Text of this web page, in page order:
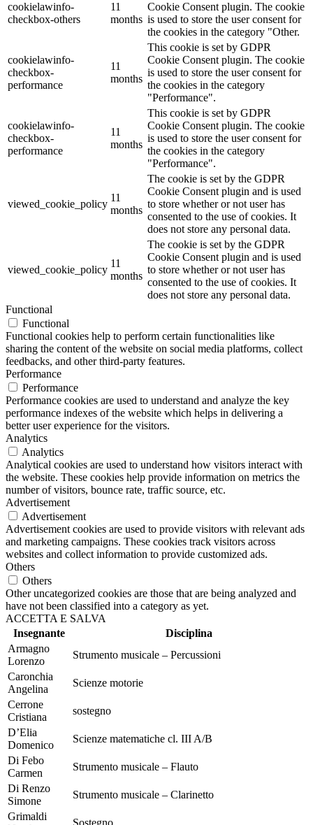
cookielawinfo-
checkbox-others
11
months
Cookie Consent plugin. The cookie
is used to store the user consent for
the cookies in the category "Other.
cookielawinfo-
checkbox-
performance
11
months
This cookie is set by GDPR
Cookie Consent plugin. The cookie
is used to store the user consent for
the cookies in the category
"Performance".
cookielawinfo-
checkbox-
performance
11
months
This cookie is set by GDPR
Cookie Consent plugin. The cookie
is used to store the user consent for
the cookies in the category
"Performance".
viewed_cookie_policy
11
months
The cookie is set by the GDPR
Cookie Consent plugin and is used
to store whether or not user has
consented to the use of cookies. It
does not store any personal data.
viewed_cookie_policy
11
months
The cookie is set by the GDPR
Cookie Consent plugin and is used
to store whether or not user has
consented to the use of cookies. It
does not store any personal data.
Functional
Functional
Functional cookies help to perform certain functionalities like
sharing the content of the website on social media platforms, collect
feedbacks, and other third-party features.
Performance
Performance
Performance cookies are used to understand and analyze the key
performance indexes of the website which helps in delivering a
better user experience for the visitors.
Analytics
Analytics
Analytical cookies are used to understand how visitors interact with
the website. These cookies help provide information on metrics the
number of visitors, bounce rate, traffic source, etc.
Advertisement
Advertisement
Advertisement cookies are used to provide visitors with relevant ads
and marketing campaigns. These cookies track visitors across
websites and collect information to provide customized ads.
Others
Others
Other uncategorized cookies are those that are being analyzed and
have not been classified into a category as yet.
ACCETTA E SALVA
Insegnante
Disciplina
Armagno
Lorenzo
Strumento musicale – Percussioni
Caronchia
Angelina
Scienze motorie
Cerrone
Cristiana
sostegno
D’Elia
Domenico
Scienze matematiche cl. III A/B
Di Febo
Carmen
Strumento musicale – Flauto
Di Renzo
Simone
Strumento musicale – Clarinetto
Grimaldi
Sostegno